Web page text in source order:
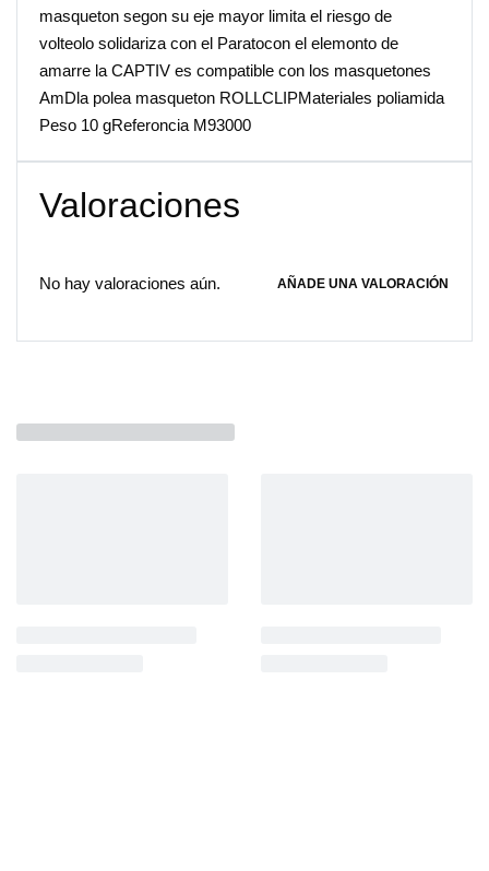
masqueton segon su eje mayor limita el riesgo de
volteolo solidariza con el Paratocon el elemonto de
amarre la CAPTIV es compatible con los masquetones
AmDla polea masqueton ROLLCLIPMateriales poliamida
Peso 10 gReferoncia M93000
Valoraciones
No hay valoraciones aún. AÑADE UNA VALORACIÓN